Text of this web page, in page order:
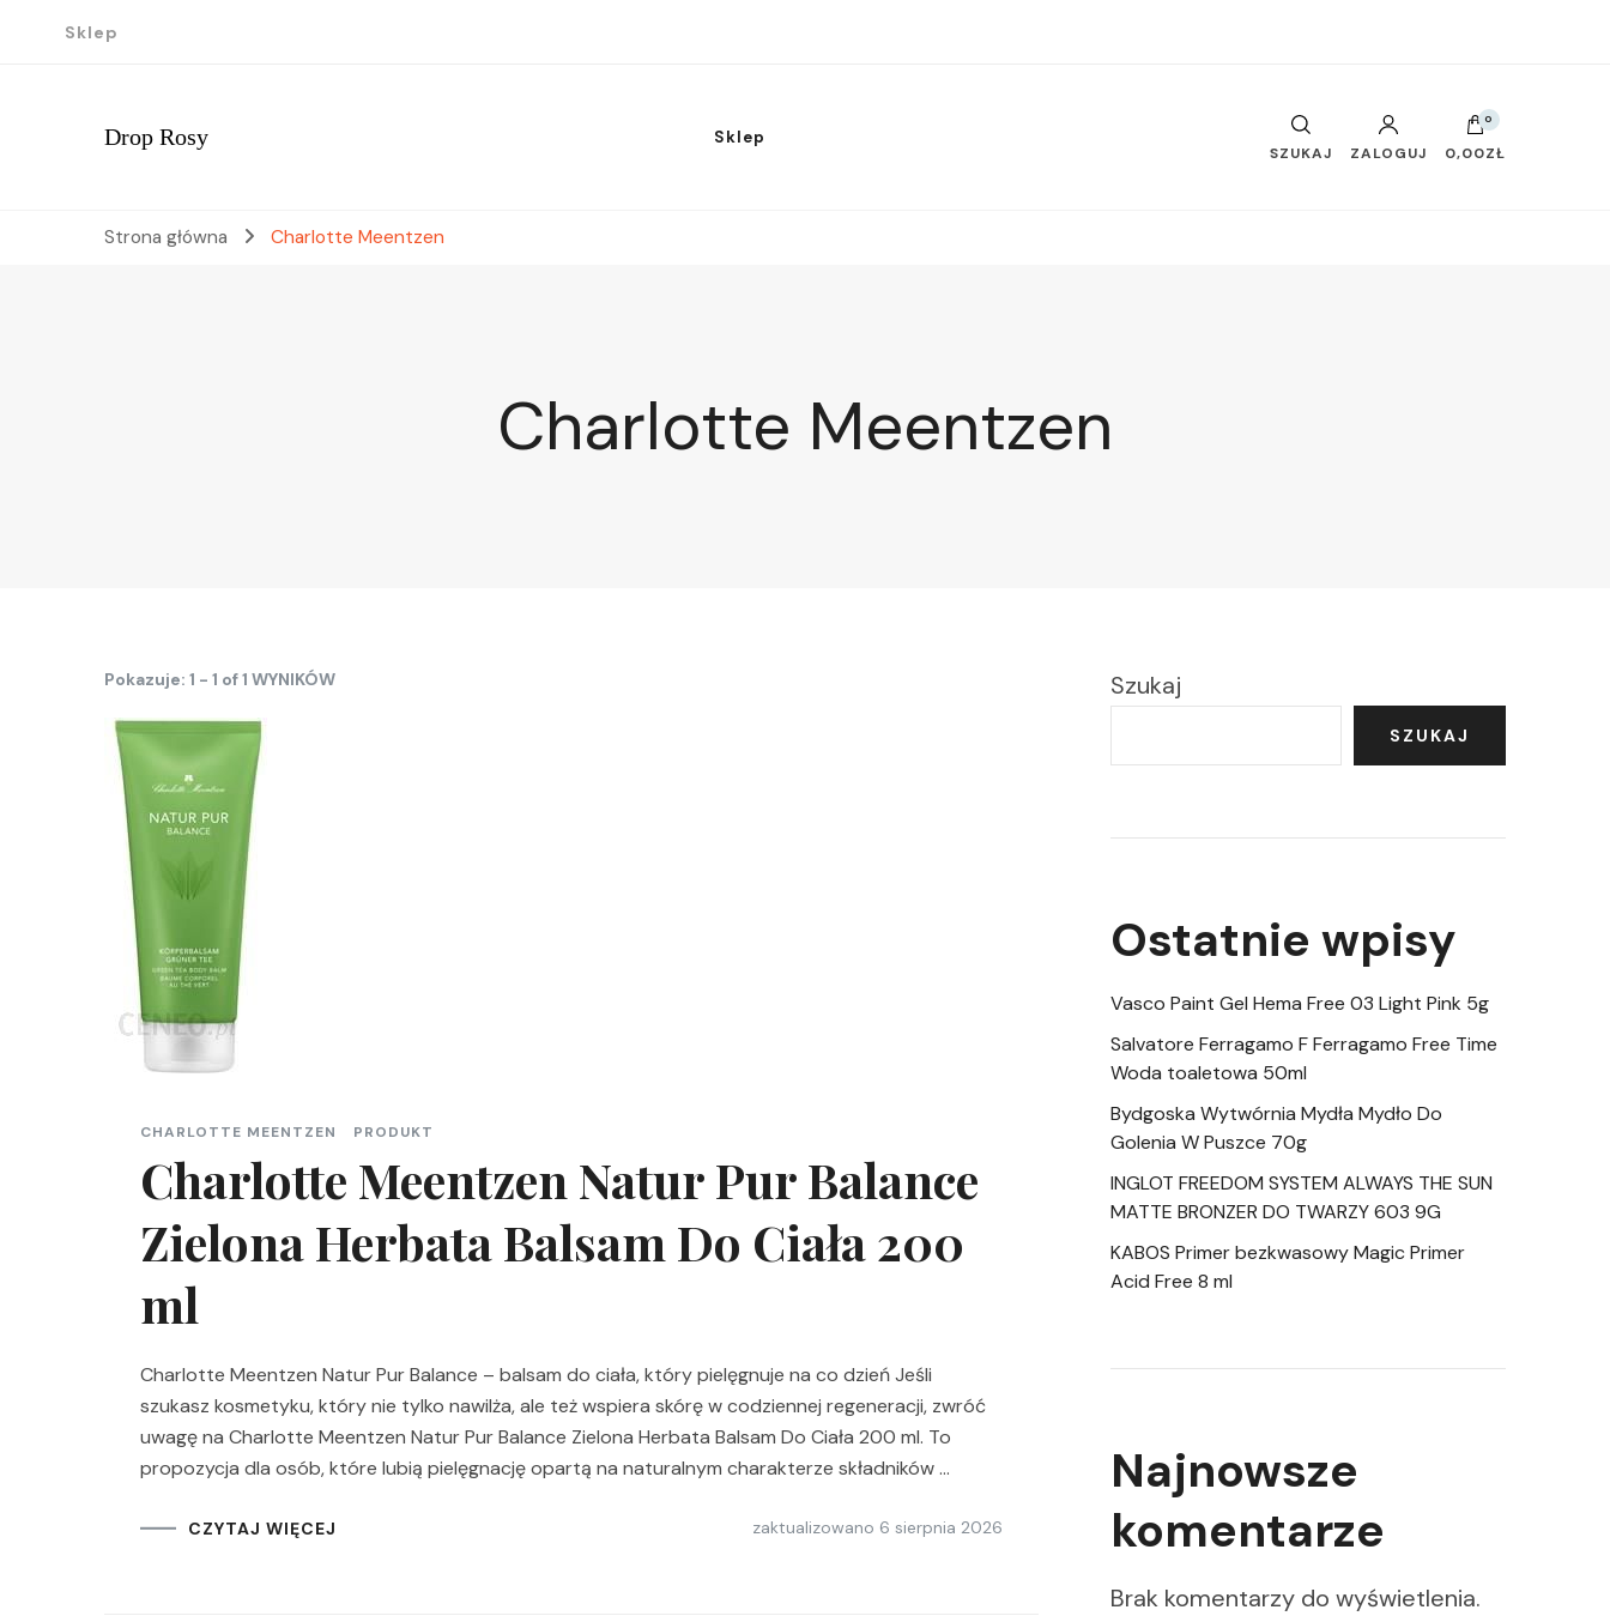
Sklep
Drop Rosy Sklep
SZUKAJ ZALOGUJ
0
0,00ZŁ
Strona główna Charlotte Meentzen
Charlotte Meentzen
Pokazuje: 1 - 1 of 1 WYNIKÓW
CHARLOTTE MEENTZEN PRODUKT
Charlotte Meentzen Natur Pur Balance
Zielona Herbata Balsam Do Ciała 200
ml
Charlotte Meentzen Natur Pur Balance – balsam do ciała, który pielęgnuje na co dzień Jeśli
szukasz kosmetyku, który nie tylko nawilża, ale też wspiera skórę w codziennej regeneracji, zwróć
uwagę na Charlotte Meentzen Natur Pur Balance Zielona Herbata Balsam Do Ciała 200 ml. To
propozycja dla osób, które lubią pielęgnację opartą na naturalnym charakterze składników …
CZYTAJ WIĘCEJ zaktualizowano 6 sierpnia 2026
Szukaj
SZUKAJ
Ostatnie wpisy
Vasco Paint Gel Hema Free 03 Light Pink 5g
Salvatore Ferragamo F Ferragamo Free Time
Woda toaletowa 50ml
Bydgoska Wytwórnia Mydła Mydło Do
Golenia W Puszce 70g
INGLOT FREEDOM SYSTEM ALWAYS THE SUN
MATTE BRONZER DO TWARZY 603 9G
KABOS Primer bezkwasowy Magic Primer
Acid Free 8 ml
Najnowsze
komentarze
Brak komentarzy do wyświetlenia.